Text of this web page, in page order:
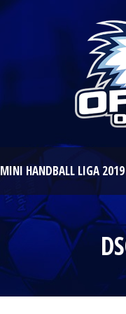
MINI HANDBALL LIGA 2019